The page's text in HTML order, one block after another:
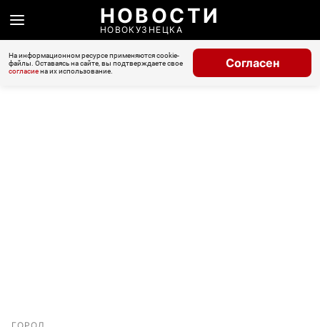
НОВОСТИ
НОВОКУЗНЕЦКА
На информационном ресурсе применяются cookie-
файлы. Оставаясь на сайте, вы подтверждаете свое
согласиена их использование.
Согласен